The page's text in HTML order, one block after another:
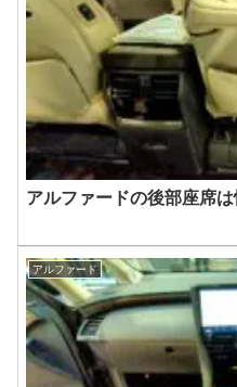
アルファードの後部座席
アルファード